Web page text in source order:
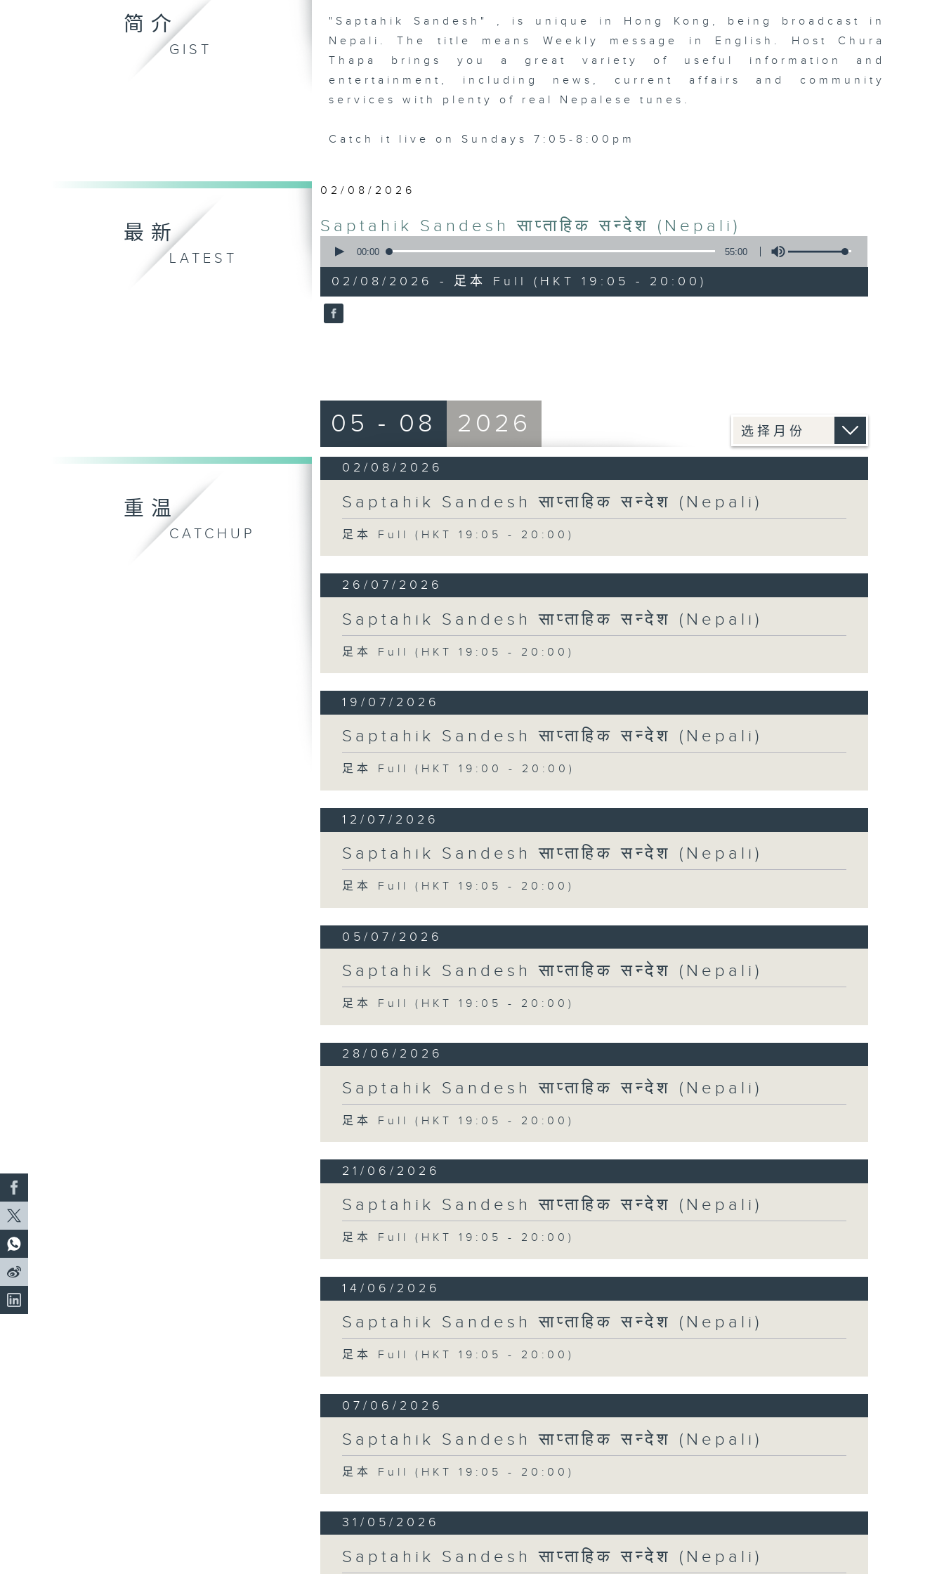
简介
GIST
"Saptahik Sandesh" , is unique in Hong Kong, being broadcast in
Nepali. The title means Weekly message in English. Host Chura
Thapa brings you a great variety of useful information and
entertainment, including news, current affairs and community
services with plenty of real Nepalese tunes.
Catch it live on Sundays 7:05-8:00pm
最新
LATEST
02/08/2026
Saptahik Sandesh साप्ताहिक सन्देश (Nepali)
seconds
55
minutes,
0
seconds
90%
00:00 55:00
02/08/2026 - 足本 Full (HKT 19:05 - 20:00)
重温
CATCHUP
05 - 08 2026
02/08/2026
Saptahik Sandesh साप्ताहिक सन्देश (Nepali)
足本 Full (HKT 19:05 - 20:00)
26/07/2026
Saptahik Sandesh साप्ताहिक सन्देश (Nepali)
足本 Full (HKT 19:05 - 20:00)
19/07/2026
Saptahik Sandesh साप्ताहिक सन्देश (Nepali)
足本 Full (HKT 19:00 - 20:00)
12/07/2026
Saptahik Sandesh साप्ताहिक सन्देश (Nepali)
足本 Full (HKT 19:05 - 20:00)
05/07/2026
Saptahik Sandesh साप्ताहिक सन्देश (Nepali)
足本 Full (HKT 19:05 - 20:00)
28/06/2026
Saptahik Sandesh साप्ताहिक सन्देश (Nepali)
足本 Full (HKT 19:05 - 20:00)
21/06/2026
Saptahik Sandesh साप्ताहिक सन्देश (Nepali)
足本 Full (HKT 19:05 - 20:00)
14/06/2026
Saptahik Sandesh साप्ताहिक सन्देश (Nepali)
足本 Full (HKT 19:05 - 20:00)
07/06/2026
Saptahik Sandesh साप्ताहिक सन्देश (Nepali)
足本 Full (HKT 19:05 - 20:00)
31/05/2026
Saptahik Sandesh साप्ताहिक सन्देश (Nepali)